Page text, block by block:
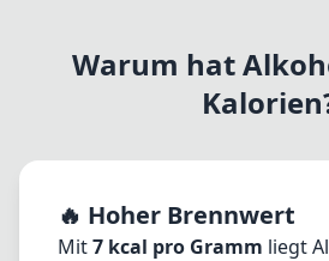
Warum hat
🔥 Hoher Brennwert
Mit7 kcal pro Gramm liegt